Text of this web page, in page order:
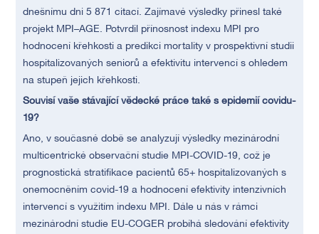
dnešnímu dni 5 871 citací. Zajímavé výsledky přinesl také
projekt MPI–AGE. Potvrdil přínosnost indexu MPI pro
hodnocení křehkosti a predikci mortality v prospektivní studii
hospitalizovaných seniorů a efektivitu intervencí s ohledem
na stupeň jejich křehkosti.
Souvisí vaše stávající vědecké práce také s epidemií covidu-
19?
Ano, v současné době se analyzují výsledky mezinárodní
multicentrické observační studie MPI-COVID-19, což je
prognostická stratifikace pacientů 65+ hospitalizovaných s
onemocněním covid-19 a hodnocení efektivity intenzivních
intervencí s využitím indexu MPI. Dále u nás v rámci
mezinárodní studie EU-COGER probíhá sledování efektivity